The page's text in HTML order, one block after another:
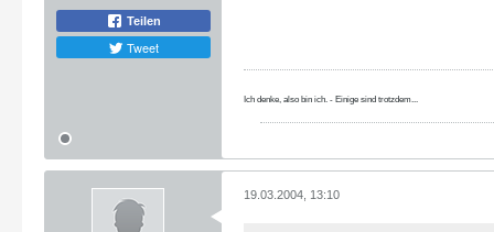
Teilen
Tweet
Ich denke, also bin ich. - Einige sind trotzdem...
19.03.2004, 13:10